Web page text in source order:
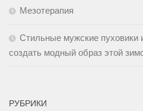
Мезотерапия
Стильные мужские пуховики
создать модный образ этой
РУБРИКИ